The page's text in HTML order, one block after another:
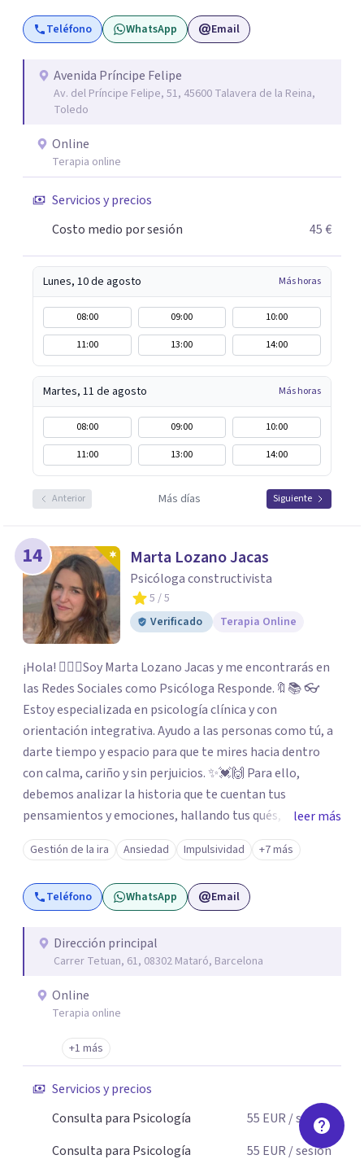
conocernos, poder evaluar juntos tus dificultades y hablar
de un plan de ayuda. Con los datos que me ofrezcas, te
consistirá el tratamiento y te plantearé qué
herramientas usaremos para resolver las situaciones que
te preocupan. Aplico una psicología integradora que
reúne los elementos que puedan ayudar de una manera
más rápida y eficaz a cada paciente. Dado que cuando uno
lo está pasando mal desea recuperarse cuanto antes,
siempre procuro que los tratamientos tengan la menor
duración posible, con el consiguiente ahorro de tiempo y
Teléfono WhatsApp Email
Avenida Príncipe Felipe
Av. del Príncipe Felipe, 51, 45600 Talavera de la Reina,
Toledo
Online
Terapia online
Servicios y precios
Costo medio por sesión
45 €
Lunes, 10 de agosto Más horas
08:00 09:00
10:00
11:00
13:00 14:00
Martes, 11 de agosto Más horas
08:00 09:00
10:00
11:00
13:00 14:00
Anterior Más días Siguiente
14 Marta Lozano Jacas
Psicóloga constructivista
5 / 5
Verificado
Terapia Online
¡Hola! 🙋🏼‍♀️Soy Marta Lozano Jacas y me encontrarás en
las Redes Sociales como Psicóloga Responde.🔖📚 👓
Estoy especializada en psicología clínica y con
orientación integrativa. Ayudo a las personas como tú, a
darte tiempo y espacio para que te mires hacia dentro
con calma, cariño y sin perjuicios. ✨💓🙌 Para ello,
debemos analizar la historia que te cuentan tus
pensamientos y emociones, hallando tus qués, tus
cómos, tus porqués, tus cuándos y tus dóndes a lo largo
de tu vida. Así, podrás desenredar el lío que es vivir, podrás
aceptar quien eres: un ser humano que siente, que piensa
y que hace; un ser que se contradice, que tiene dudas y que
leer más
Gestión de la ira Ansiedad Impulsividad +7 más
Teléfono WhatsApp Email
Dirección principal
Carrer Tetuan, 61, 08302 Mataró, Barcelona
Online
Terapia online
+1 más
Servicios y precios
Consulta para Psicología
55 EUR / sesión
Consulta para Psicología
55 EUR / sesión